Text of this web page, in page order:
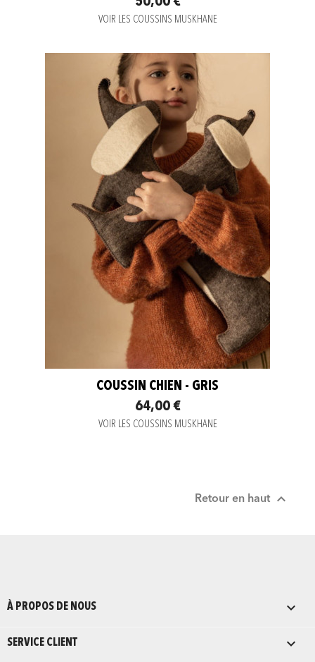
VOIR LES COUSSINS MUSKHANE
COUSSIN CHIEN - GRIS
64,00 €
VOIR LES COUSSINS MUSKHANE
Retour en haut 
À PROPOS DE NOUS 
SERVICE CLIENT 